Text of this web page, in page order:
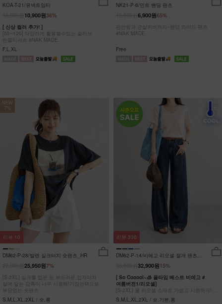
KOA-T-21/유넥트임티
36%
10,900원
[ 신상 컬러 추가! ]
[55~120] 다양하게 활용할수있는 슬라브
반팔티셔츠 #NAK MADE.
F,L,XL
NK21-P-6/인트 밴딩 팬츠
65%
6,900원
편안함과 군살커버까지~밴딩 와이드 팬츠
#NAK MADE.
Free
NEW
7%
DM62-P-28/발렌 실크터치 숏팬츠_HR
7%
25,950원
[S-2XL] 실크를 입은 듯 부드러운,입자마자
살에 닿는 감촉이 너무 시원해!기장선택으로
부담없는 숏팬츠
S,M,L,XL,2XL / 숏,롱
리뷰 10
DM62-P-14/비에고 리오셀 절개 팬츠
15%
32,900원
[ So Cooool~🧊 올타임 베스트 비에고 #
여름버전1/리오셀]
[S-2XL] 쿨 리오셀 소재로 가볍고 시원하게!
사이드 절개 쿨링 데님팬츠
S,M,L,XL,2XL / 숏,기본,롱
리뷰 330